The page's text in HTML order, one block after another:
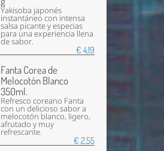
Yakisoba japonés
instantáneo con intensa
salsa picante y especias
para una experiencia llena
de sabor.
€ 4,19
Fanta Corea de
Melocotón Blanco
350ml.
Refresco coreano Fanta
con un delicioso sabor a
melocotón blanco, ligero,
afrutado y muy
refrescante.
€ 2,55